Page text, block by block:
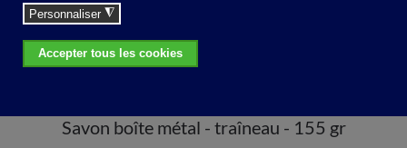
Home Paradis du bain et de la douche
métal - traîneau - 155 gr
Savon boîte métal - traîneau - 155 gr